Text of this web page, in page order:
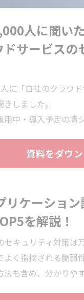
人に聞い
ドサービス
に「自社のクラウド
しました。
用中・導入予定の情
資料をダウ
リケーショ
を解説！
セキュリティ対策は
よく指摘される脆弱
も含め、分かりや